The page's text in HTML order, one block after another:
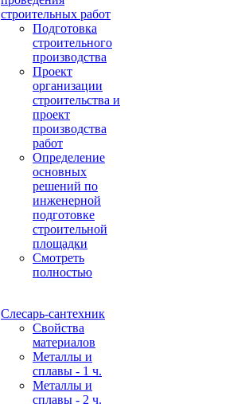
строительных работ
Подготовка
строительного
производства
Проект
организации
строительства и
проект
производства
работ
Определение
основных
решений по
инженерной
подготовке
строительной
площадки
Смотреть
полностью
Слесарь-сантехник
Свойства
материалов
Металлы и
сплавы - 1 ч.
Металлы и
сплавы - 2 ч.